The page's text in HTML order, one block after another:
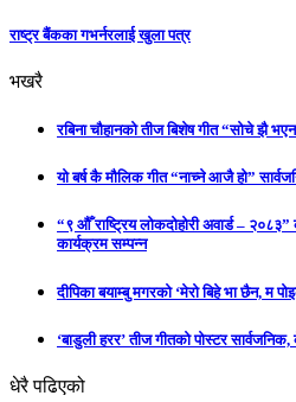
राष्ट्र बैंकका गभर्नरलाई खुला पत्र
भखरै
रबिना चौहानको तीज बिशेष गीत “सोचे झै
यो बर्ष कै मौलिक गीत “नाच्ने आजै हो”
“९ औँ राष्ट्रिय लोकदोहोरी अवार्ड –
कार्यक्रम सम्पन्न
दीपिका बयाम्बु मगरको ‘मेरो बिहे भा छैन, म
‘बाडुली हरर’ तीज गीतको पोस्टर
धेरै पढिएको